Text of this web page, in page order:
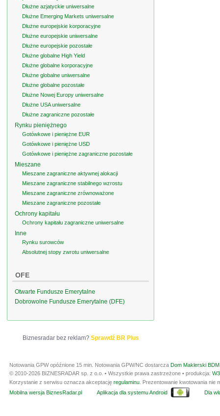
Dłużne azjatyckie uniwersalne
Dłużne Emerging Markets uniwersalne
Dłużne europejskie korporacyjne
Dłużne europejskie uniwersalne
Dłużne europejskie pozostałe
Dłużne globalne High Yield
Dłużne globalne korporacyjne
Dłużne globalne uniwersalne
Dłużne globalne pozostałe
Dłużne Nowej Europy uniwersalne
Dłużne USA uniwersalne
Dłużne zagraniczne pozostałe
Rynku pieniężnego
Gotówkowe i pieniężne EUR
Gotówkowe i pieniężne USD
Gotówkowe i pieniężne zagraniczne pozostałe
Mieszane
Mieszane zagraniczne aktywnej alokacji
Mieszane zagraniczne stabilnego wzrostu
Mieszane zagraniczne zrównoważone
Mieszane zagraniczne pozostałe
Ochrony kapitału
Ochrony kapitału zagraniczne uniwersalne
Inne
Rynku surowców
Absolutnej stopy zwrotu uniwersalne
OFE
Otwarte Fundusze Emerytalne
Dobrowolne Fundusze Emerytalne (DFE)
Biznesradar bez reklam? Sprawdź BR Plus
Notowania GPW opóźnione 15 min. Notowania GPW/NC dostarcza Dom Maklerski
© 2010-2026 BIZNESRADAR sp. z o.o. • Wszystkie prawa zastrzeżone • produkcja:
Korzystanie z serwisu oznacza akceptację regulaminu . Prezentowanie kwotowania
Mobilna wersja BiznesRadar.pl
Aplikacja dla systemu Android Dla